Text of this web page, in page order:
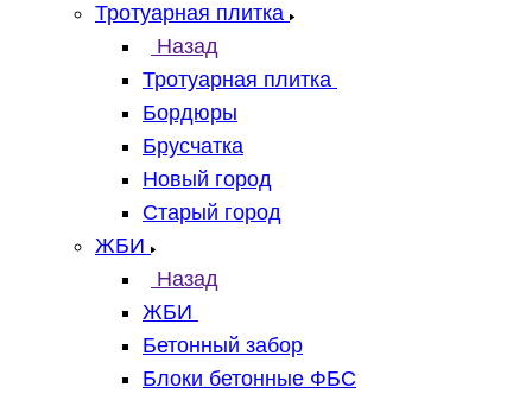
Тротуарная плитка
Назад
Тротуарная плитка
Бордюры
Брусчатка
Новый город
Старый город
ЖБИ
Назад
ЖБИ
Бетонный забор
Блоки бетонные ФБС